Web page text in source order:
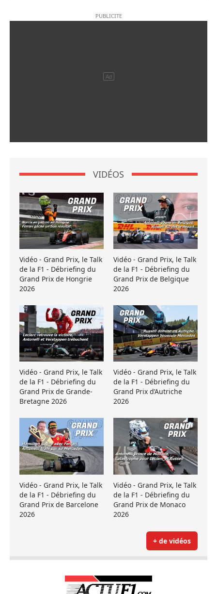
VIDÉOS
Vidéo - Grand Prix, le Talk
de la F1 - Débriefing du
Grand Prix de Hongrie
2026
Vidéo - Grand Prix, le Talk
de la F1 - Débriefing du
Grand Prix de Belgique
2026
Vidéo - Grand Prix, le Talk
de la F1 - Débriefing du
Grand Prix de Grande-
Bretagne 2026
Vidéo - Grand Prix, le Talk
de la F1 - Débriefing du
Grand Prix d’Autriche
2026
Vidéo - Grand Prix, le Talk
de la F1 - Débriefing du
Grand Prix de Barcelone
2026
Vidéo - Grand Prix, le Talk
de la F1 - Débriefing du
Grand Prix de Monaco
2026
+ de vidéos